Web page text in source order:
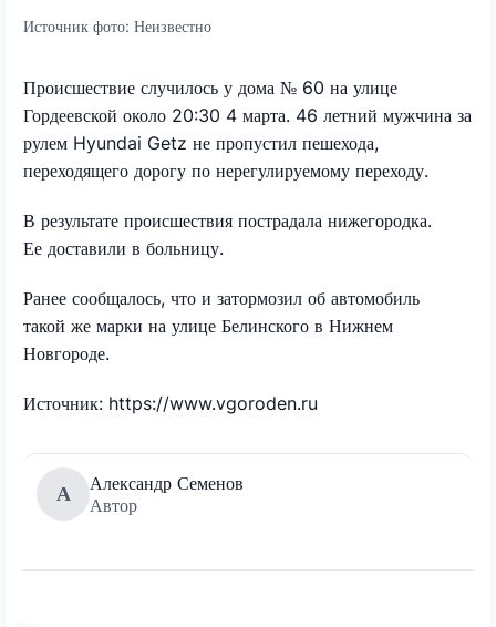
Источник фото: Неизвестно
Происшествие случилось у дома № 60 на улице
Гордеевской около 20:30 4 марта. 46 летний мужчина за
рулем Hyundai Getz не пропустил пешехода,
переходящего дорогу по нерегулируемому переходу.
В результате происшествия пострадала нижегородка.
Ее доставили в больницу.
Ранее сообщалось, что и затормозил об автомобиль
такой же марки на улице Белинского в Нижнем
Новгороде.
Источник: https://www.vgoroden.ru
А
Александр Семенов
Автор